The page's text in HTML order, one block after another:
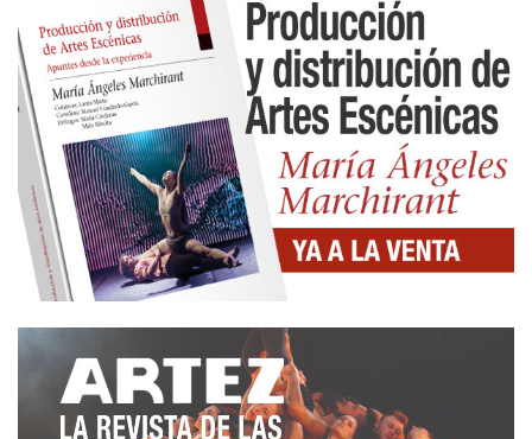
temporada, en un escenario más grande y seguro
que ganará el empaque de la escenografía y toda
la puesta en escena.
Del Festival de Mérida en Madrid, hemos visto dos
montajes, un “Coriolano” de Shakespeare, con
mucha garra, pero sin acabar de establecer
ninguna opción que haga comprender el contexto,
aunque tiene ambición en su puesta en escena,
quizás muy física, incluso diría que en varios
otra es una “Ifigenia” muy remodelada, es decir una
versión que es muy sugerente, con una mirada que
acaba siendo muy feminista, con un reparto muy